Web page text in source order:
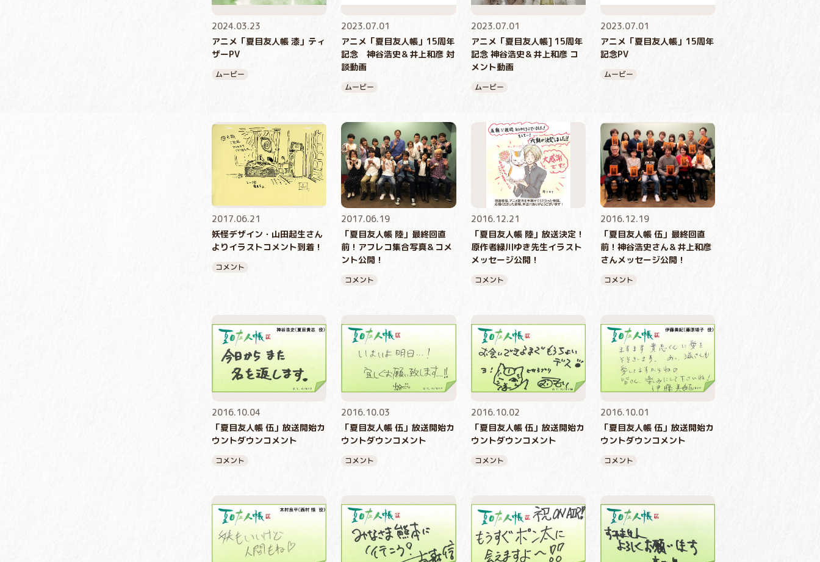
2024.03.23
アニメ「夏目友人帳 漆」ティ
ザーPV
ムービー
2023.07.01
アニメ「夏目友人帳」15周年
記念 神谷浩史＆井上和彦 対
談動画
ムービー
2023.07.01
アニメ「夏目友人帳] 15周年
記念 神谷浩史＆井上和彦 コ
メント動画
ムービー
2023.07.01
アニメ「夏目友人帳」15周年
記念PV
ムービー
2017.06.21
妖怪デザイン・山田起生さん
よりイラストコメント到着！
コメント
2017.06.19
「夏目友人帳 陸」最終回直
前！アフレコ集合写真＆コメ
ント公開！
コメント
2016.12.21
「夏目友人帳 陸」放送決定！
原作者緑川ゆき先生イラスト
メッセージ公開！
コメント
2016.12.19
「夏目友人帳 伍」最終回直
前！神谷浩史さん＆井上和彦
さんメッセージ公開！
コメント
2016.10.04
「夏目友人帳 伍」放送開始カ
ウントダウンコメント
コメント
2016.10.03
「夏目友人帳 伍」放送開始カ
ウントダウンコメント
コメント
2016.10.02
「夏目友人帳 伍」放送開始カ
ウントダウンコメント
コメント
2016.10.01
「夏目友人帳 伍」放送開始カ
ウントダウンコメント
コメント